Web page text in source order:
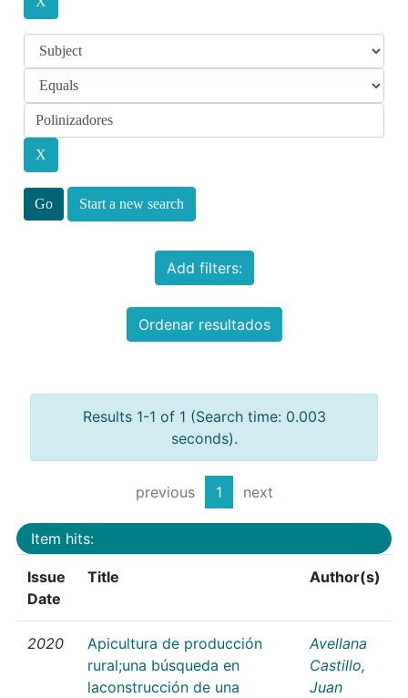
Start a new search
Add filters:
Ordenar resultados
Results 1-1 of 1 (Search time: 0.003
seconds).
previous 1 next
Item hits:
Issue
Date
Title Author(s)
2020
Apicultura de producción
rural;una búsqueda en
laconstrucción de una
Avellana
Castillo,
Juan